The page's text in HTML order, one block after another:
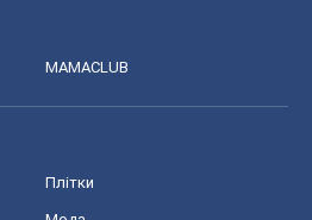
MAMACLUB
Плітки